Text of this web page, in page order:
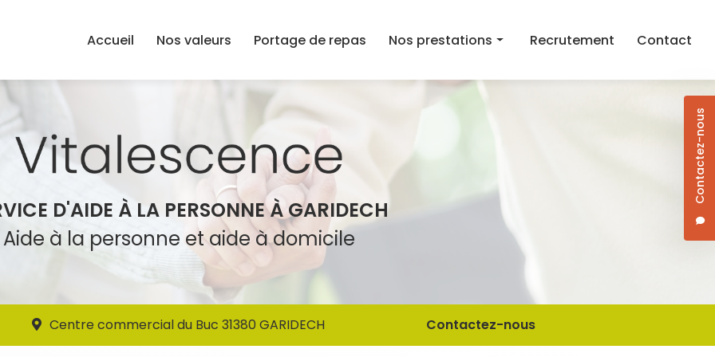
Contactez-nous
Accueil
Nos valeurs Portage de repas Nos prestations
Aide au maintien à domicile
Aide à la mobilité
Jardinage/Bricolage
Recrutement Contact
D'AIDE À LA PERSONNE À GARIDECH
Aide à la personne et aide à domicile
Centre commercial du Buc 31380 GARIDECH Contactez-nous